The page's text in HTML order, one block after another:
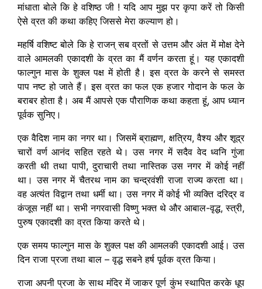
मांधाता बोले कि हे वशिष्ठ जी ! यदि आप मुझ पर कृपा करें तो किसी
ऐसे व्रत की कथा कहिए जिससे मेरा कल्याण हो।
महर्षि वशिष्ट बोले कि हे राजन् सब व्रतों से उत्तम और अंत में मोक्ष देने
वाले आमलकी एकादशी के व्रत का मैं वर्णन करता हूं। यह एकादशी
फाल्गुन मास के शुक्ल पक्ष में होती है। इस व्रत के करने से समस्त
पाप नष्ट हो जाते हैं। इस व्रत का फल एक हजार गोदान के फल के
बराबर होता है। अब मैं आपसे एक पौराणिक कथा कहता हूं, आप ध्यान
पूर्वक सुनिए।
एक वैदिश नाम का नगर था। जिसमें ब्राह्मण, क्षत्रिय, वैश्य और शूद्र
चारों वर्ण आनंद सहित रहते थे। उस नगर में सदैव वेद ध्वनि गुंजा
करती थी तथा पापी, दुराचारी तथा नास्तिक उस नगर में कोई नहीं
था। उस नगर में चैतरथ नाम का चन्द्रवंशी राजा राज्य करता था।
वह अत्यंत विद्वान तथा धर्मी था। उस नगर में कोई भी व्यक्ति दरिद्र व
कंजूस नहीं था। सभी नगरवासी विष्णु भक्त थे और आबाल-वृद्ध, स्त्री,
पुरुष एकादशी का व्रत किया करते थे।
एक समय फाल्गुन मास के शुक्ल पक्ष की आमलकी एकादशी आई। उस
दिन राजा प्रजा तथा बाल – वृद्ध सबने हर्ष पूर्वक व्रत किया।
राजा अपनी प्रजा के साथ मंदिर में जाकर पूर्ण कुंभ स्थापित करके धूप